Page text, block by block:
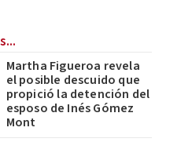
Martha Figueroa revela
el posible descuido que
propició la detención del
esposo de Inés Gómez
Mont